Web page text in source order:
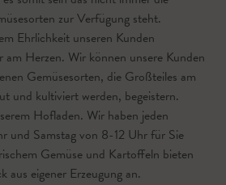
zur Verfügung steht.
Ehrlichkeit unseren Kunden
am Herzen. Wir können unsere Kunden
Gemüsesorten, die Großteiles am
und kultiviert werden, begeistern.
Hofladen. Wir haben jeden
und Samstag von 8-12 Uhr für Sie
Gemüse und Kartoffeln bieten
aus eigener Erzeugung an.